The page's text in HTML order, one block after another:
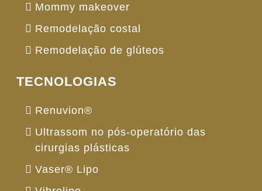
Mommy makeover
Remodelação costal
Remodelação de glúteos
TECNOLOGIAS
Renuvion®
Ultrassom no pós-operatório das
cirurgias plásticas
Vaser® Lipo